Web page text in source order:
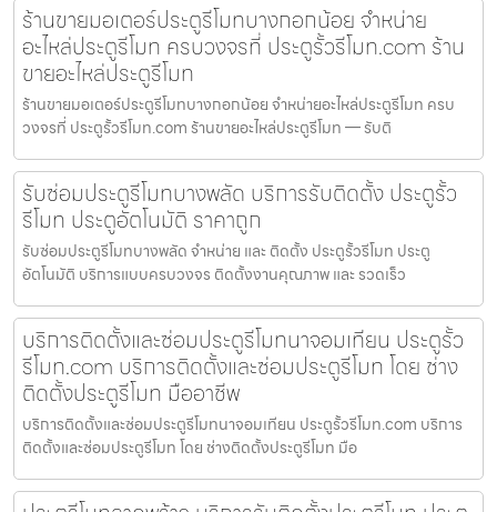
ร้านขายมอเตอร์ประตูรีโมทบางกอกน้อย จำหน่าย
อะไหล่ประตูรีโมท ครบวงจรที่ ประตูรั้วรีโมท.com ร้าน
ขายอะไหล่ประตูรีโมท
ร้านขายมอเตอร์ประตูรีโมทบางกอกน้อย จำหน่ายอะไหล่ประตูรีโมท ครบ
วงจรที่ ประตูรั้วรีโมท.com ร้านขายอะไหล่ประตูรีโมท — รับติ
รับซ่อมประตูรีโมทบางพลัด บริการรับติดตั้ง ประตูรั้ว
รีโมท ประตูอัตโนมัติ ราคาถูก
รับซ่อมประตูรีโมทบางพลัด จำหน่าย และ ติดตั้ง ประตูรั้วรีโมท ประตู
อัตโนมัติ บริการแบบครบวงจร ติดตั้งงานคุณภาพ และ รวดเร็ว
บริการติดตั้งและซ่อมประตูรีโมทนาจอมเทียน ประตูรั้ว
รีโมท.com บริการติดตั้งและซ่อมประตูรีโมท โดย ช่าง
ติดตั้งประตูรีโมท มืออาชีพ
บริการติดตั้งและซ่อมประตูรีโมทนาจอมเทียน ประตูรั้วรีโมท.com บริการ
ติดตั้งและซ่อมประตูรีโมท โดย ช่างติดตั้งประตูรีโมท มือ